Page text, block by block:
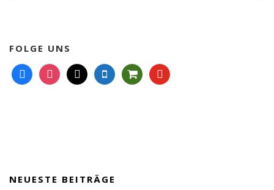
FOLGE UNS
f
a
i
n
m
m
a
m
o
s
h
y
o
NEUESTE BEITRÄGE